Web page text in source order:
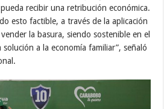
recibir una retribución económica.
esto factible, a través de la aplicación
la basura, siendo sostenible en el
a la economía familiar”, señaló